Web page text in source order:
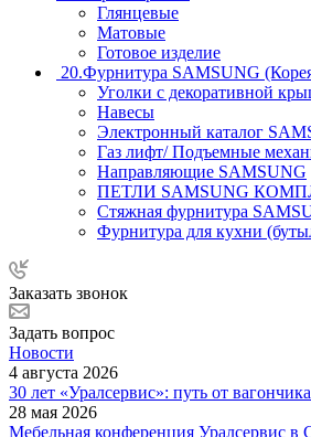
Глянцевые
Матовые
Готовое изделие
20.Фурнитура SAMSUNG
Уголки с декоративной
Навесы
Электронный каталог
Газ лифт/ Подъемные
Направляющие SAMSUNG
ПЕТЛИ SAMSUNG
Стяжная фурнитура
Фурнитура для кухни
Заказать звонок
Задать вопрос
Новости
4 августа 2026
30 лет «Уралсервис»: путь от
28 мая 2026
Мебельная конференция Уралсервис в